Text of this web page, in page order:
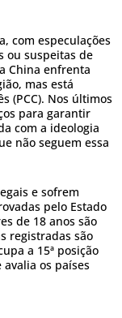
com especulações
ou suspeitas de
China enfrenta
mas está
(PCC). Nos últimos
para garantir
com a ideologia
não seguem essa
e sofrem
pelo Estado
de 18 anos são
registradas são
a 15ª posição
os países